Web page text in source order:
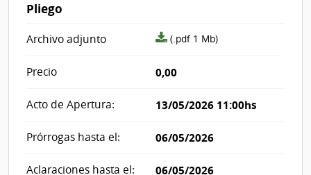
Pliego
Archivo adjunto
archivo
(.pdf 1 Mb)
Precio 0,00
Acto de Apertura: 13/05/2026 11:00hs
Prórrogas hasta el: 06/05/2026
Aclaraciones hasta el: 06/05/2026